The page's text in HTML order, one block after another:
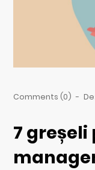
Comments (0) -
7 greșeli